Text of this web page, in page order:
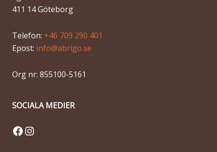
411 14 Göteborg
Telefon: +46 709 290 401
Epost: info@abrigo.se
Org nr: 855100-5161
SOCIALA MEDIER
Facebook
Instagram